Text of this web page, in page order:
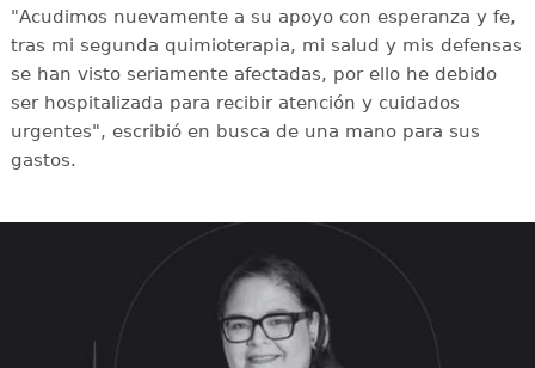
"Acudimos nuevamente a su apoyo con esperanza y fe,
tras mi segunda quimioterapia, mi salud y mis defensas
se han visto seriamente afectadas, por ello he debido
ser hospitalizada para recibir atención y cuidados
urgentes", escribió en busca de una mano para sus
gastos.